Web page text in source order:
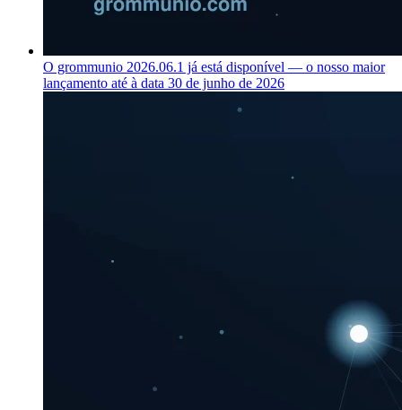
O grommunio 2026.06.1 já está disponível — o nosso maior
lançamento até à data 30 de junho de 2026